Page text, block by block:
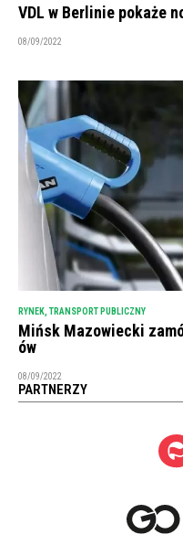
VDL w Berlinie pokaże
08/09/2022
RYNEK TRANSPORT PUBLICZNY
Mińsk Mazowiecki
ów
08/09/2022
PARTNERZY